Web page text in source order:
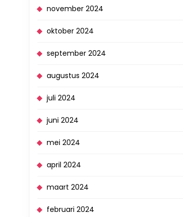
november 2024
oktober 2024
september 2024
augustus 2024
juli 2024
juni 2024
mei 2024
april 2024
maart 2024
februari 2024